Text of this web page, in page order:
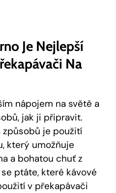
Je Nejlepší
Na
nápojem na světě a
jak ji připravit.
je použití
který umožňuje
a bohatou chuť z
ptáte, které kávové
v překapávači